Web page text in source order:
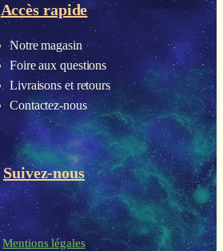
Accès rapide
Notre magasin
Foire aux questions
Livraisons et retours
Contactez-nous
Suivez-nous
Mentions légales